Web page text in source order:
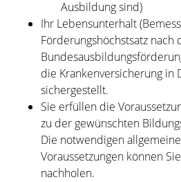
Ausbildung sind)
Ihr Lebensunterhalt
Förderungshöchstsatz nach
die Krankenversicherung in
sichergestellt.
Sie erfüllen die
zu der gewünschten
Die notwendigen
Voraussetzungen können
nachholen.